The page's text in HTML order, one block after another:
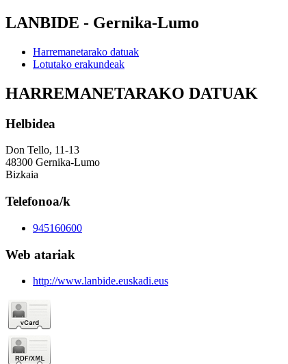
LANBIDE - Gernika-Lumo
Harremanetarako datuak
Lotutako erakundeak
HARREMANETARAKO DATUAK
Helbidea
Don Tello, 11-13
48300 Gernika-Lumo
Bizkaia
Telefonoa/k
945160600
Web atariak
http://www.lanbide.euskadi.eus